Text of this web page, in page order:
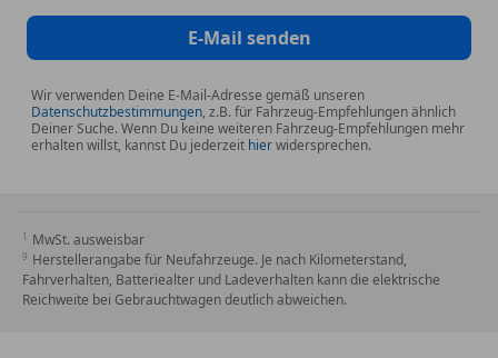
E-Mail senden
Wir verwenden Deine E-Mail-Adresse gemäß unseren
Datenschutzbestimmungen, z.B. für Fahrzeug-Empfehlungen ähnlich
Deiner Suche. Wenn Du keine weiteren Fahrzeug-Empfehlungen mehr
erhalten willst, kannst Du jederzeit hierwidersprechen.
MwSt. ausweisbar
Herstellerangabe für Neufahrzeuge. Je nach Kilometerstand,
Fahrverhalten, Batteriealter und Ladeverhalten kann die elektrische
Reichweite bei Gebrauchtwagen deutlich abweichen.